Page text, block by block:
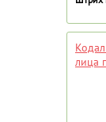
лица